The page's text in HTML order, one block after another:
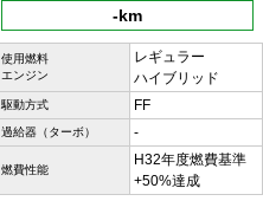
-km
使用燃料
エンジン
レギュラー
ハイブリッド
駆動方式 FF
過給器（ターボ） -
燃費性能
H32年度燃費基準
+50%達成